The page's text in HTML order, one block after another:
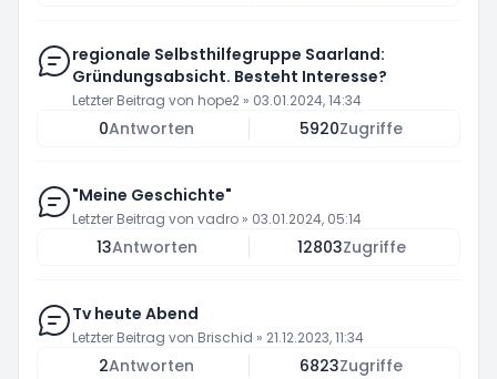
regionale Selbsthilfegruppe Saarland:
Gründungsabsicht. Besteht Interesse?
Letzter Beitrag von hope2 » 03.01.2024, 14:34
0Antworten 5920Zugriffe
"Meine Geschichte"
Letzter Beitrag von vadro » 03.01.2024, 05:14
13Antworten 12803Zugriffe
Tv heute Abend
Letzter Beitrag von Brischid » 21.12.2023, 11:34
2Antworten 6823Zugriffe